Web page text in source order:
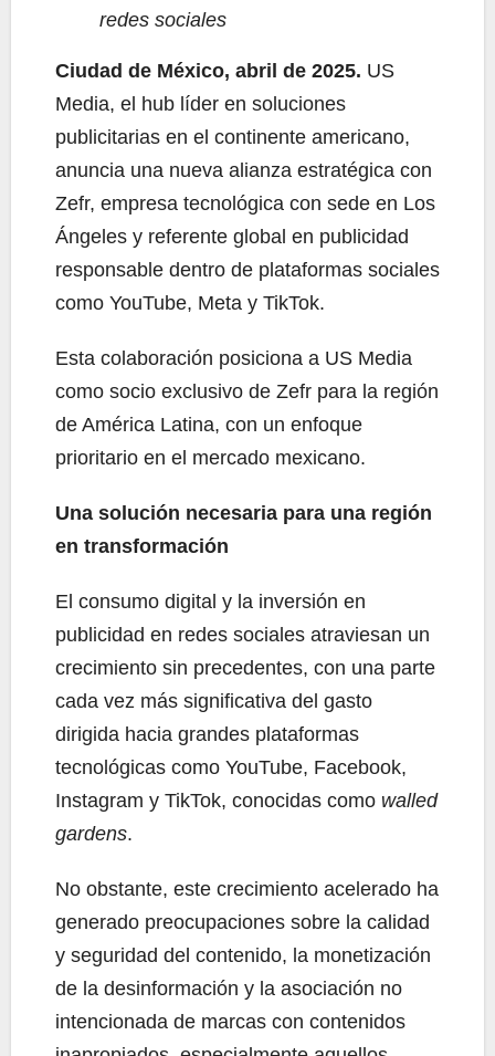
redes sociales
Ciudad de México, abril de 2025. US
Media, el hub líder en soluciones
publicitarias en el continente americano,
anuncia una nueva alianza estratégica con
Zefr, empresa tecnológica con sede en Los
Ángeles y referente global en publicidad
responsable dentro de plataformas sociales
como YouTube, Meta y TikTok.
Esta colaboración posiciona a US Media
como socio exclusivo de Zefr para la región
de América Latina, con un enfoque
prioritario en el mercado mexicano.
Una solución necesaria para una región
en transformación
El consumo digital y la inversión en
publicidad en redes sociales atraviesan un
crecimiento sin precedentes, con una parte
cada vez más significativa del gasto
dirigida hacia grandes plataformas
tecnológicas como YouTube, Facebook,
Instagram y TikTok, conocidas como walled
gardens.
No obstante, este crecimiento acelerado ha
generado preocupaciones sobre la calidad
y seguridad del contenido, la monetización
de la desinformación y la asociación no
intencionada de marcas con contenidos